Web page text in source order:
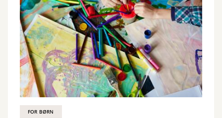
FOR BØRN